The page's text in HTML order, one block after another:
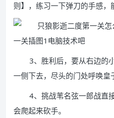
则】，练习一下弹刀的手感，
3、胜利后，要从右边的
一侧下去，尽头的门处呼唤皇
4、挑战苇名弦一郎战直
会爬起来砍手。